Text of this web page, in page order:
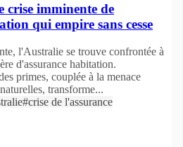
crise imminente de
qui empire sans cesse
l'Australie se trouve confrontée à
d'assurance habitation.
primes, couplée à la menace
transforme...
#crise de l'assurance